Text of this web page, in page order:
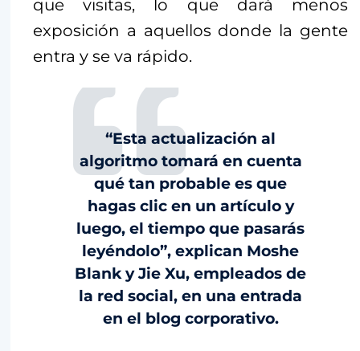
que visitas, lo que dará menos
exposición a aquellos donde la gente
entra y se va rápido.
“Esta actualización al
algoritmo tomará en cuenta
qué tan probable es que
hagas clic en un artículo y
luego, el tiempo que pasarás
leyéndolo”, explican Moshe
Blank y Jie Xu, empleados de
la red social, en una entrada
en el blog corporativo.